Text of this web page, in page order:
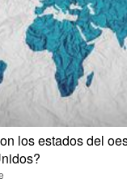
los estados del